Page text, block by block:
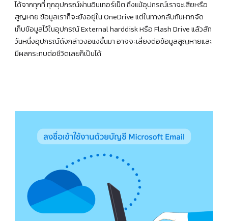
ได้จากทุกที่ ทุกอุปกรณ์ผ่านอินเทอร์เน็ต ถึงแม้อุปกรณ์เราจะเสียหรือ
สูญหาย ข้อมูลเราก็จะยังอยู่ใน OneDrive แต่ในทางกลับกันหากจัด
เก็บข้อมูลไว้ในอุปกรณ์ External harddisk หรือ Flash Drive แล้วสัก
วันหนึ่งอุปกรณ์ดังกล่าวงอแงขึ้นมา อาจจะเสี่ยงต่อข้อมูลสูญหายและ
มีผลกระทบต่อชีวิตเลยก็เป็นได้